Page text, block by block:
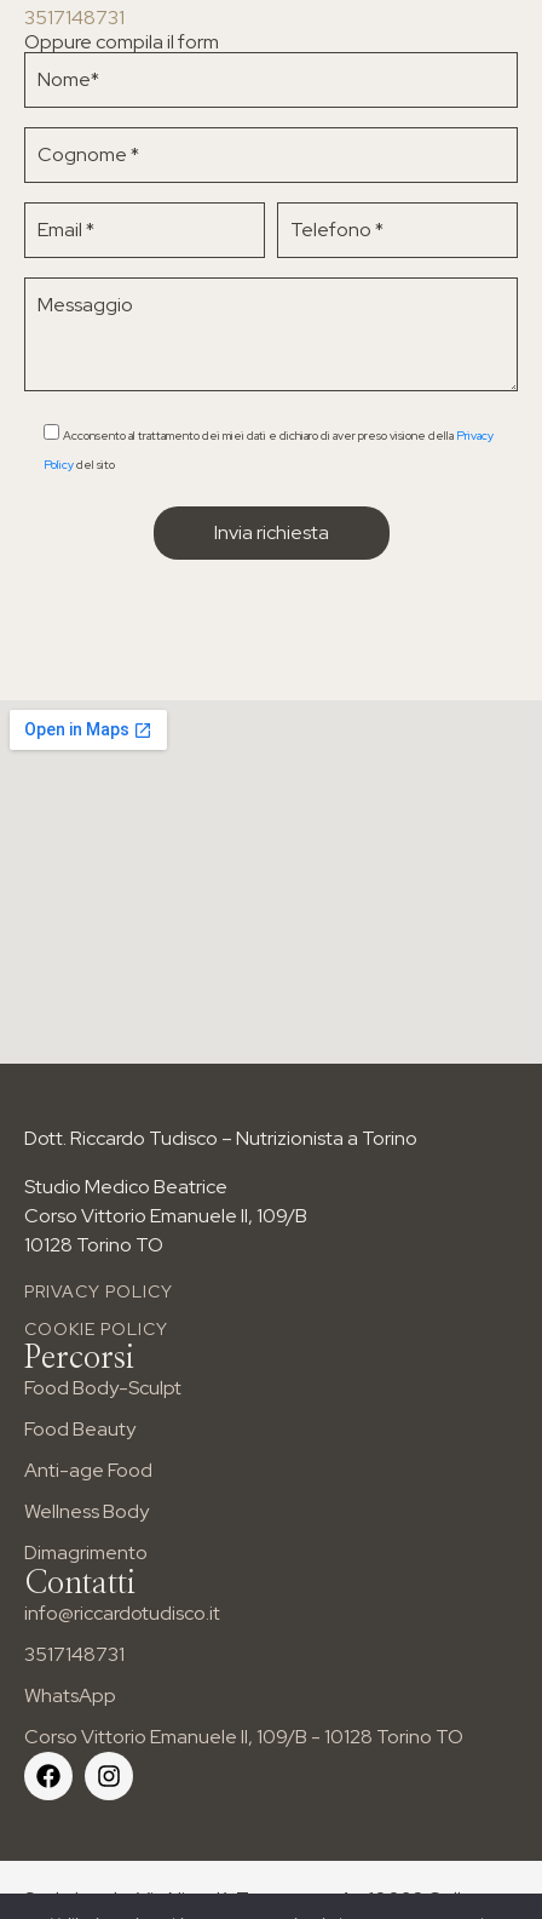
3517148731
Oppure compila il form
Acconsento al trattamento dei miei dati e dichiaro di aver preso visione della Privacy
Policydel sito
Dott. Riccardo Tudisco – Nutrizionista a Torino
Studio Medico Beatrice
Corso Vittorio Emanuele II, 109/B
10128 Torino TO
PRIVACY POLICY
COOKIE POLICY
Percorsi
Food Body-Sculpt
Food Beauty
Anti-age Food
Wellness Body
Dimagrimento
Contatti
info@riccardotudisco.it
3517148731
WhatsApp
Corso Vittorio Emanuele II, 109/B - 10128 Torino TO
Sede legale: Via Niccolò Tommaseo 4 – 10093 Collegno
Food Boody Sculp
Wellness Body
I PERCORSI NUTRIZIONALI
Per età
info@riccardotudisco.it
Tel: 3517148731
Corso Vittorio Emanuele II, 109/B
IL MENÙ